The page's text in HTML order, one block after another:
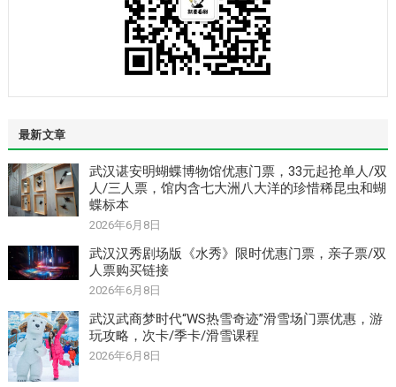
最新文章
武汉谌安明蝴蝶博物馆优惠门票，33元起抢单人/双
人/三人票，馆内含七大洲八大洋的珍惜稀昆虫和蝴
蝶标本
2026年6月8日
武汉汉秀剧场版《水秀》限时优惠门票，亲子票/双
人票购买链接
2026年6月8日
武汉武商梦时代“WS热雪奇迹”滑雪场门票优惠，游
玩攻略，次卡/季卡/滑雪课程
2026年6月8日